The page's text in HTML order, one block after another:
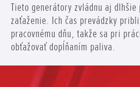
Tieto generátory zvládnu aj dlhšie
zaťaženie. Ich čas prevádzky
pracovnému dňu, takže sa pri
obťažovať dopĺňaním paliva.